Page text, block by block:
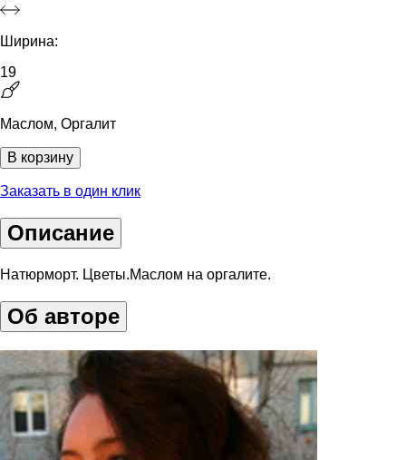
Ширина:
19
Маслом, Оргалит
В корзину
Заказать в один клик
Описание
Натюрморт. Цветы.Маслом на оргалите.
Об авторе